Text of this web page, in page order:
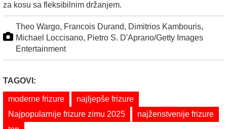
za kosu sa fleksibilnim držanjem.
Theo Wargo, Francois Durand, Dimitrios Kambouris,
Michael Loccisano, Pietro S. D'Aprano/Getty Images
Entertainment
TAGOVI:
moderne frizure
najljepše frizure
Najpopularnije frizure zimu 2025
najženstvenije frizure